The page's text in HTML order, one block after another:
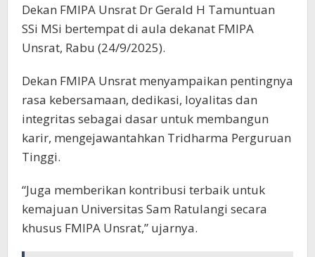
Dekan FMIPA Unsrat Dr Gerald H Tamuntuan
SSi MSi bertempat di aula dekanat FMIPA
Unsrat, Rabu (24/9/2025).
Dekan FMIPA Unsrat menyampaikan pentingnya
rasa kebersamaan, dedikasi, loyalitas dan
integritas sebagai dasar untuk membangun
karir, mengejawantahkan Tridharma Perguruan
Tinggi.
“Juga memberikan kontribusi terbaik untuk
kemajuan Universitas Sam Ratulangi secara
khusus FMIPA Unsrat,” ujarnya.